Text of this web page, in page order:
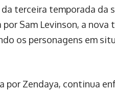
terceira temporada da
por Sam Levinson, a
os personagens em
por Zendaya, continua